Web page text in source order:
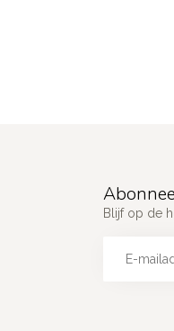
Blijf op de